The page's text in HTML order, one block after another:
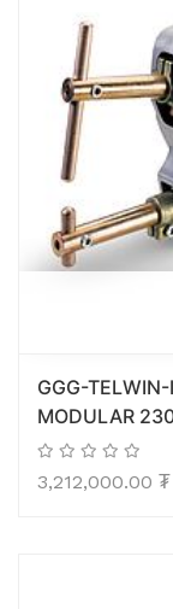
GGG-
MODULAR
3,212,000.00 ₮